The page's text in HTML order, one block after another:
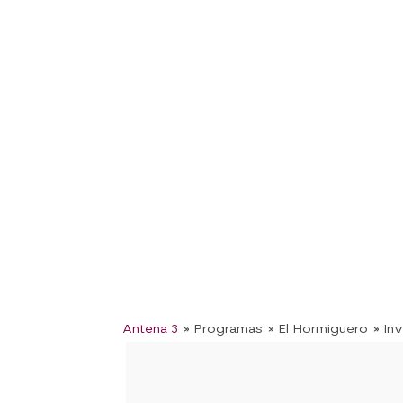
Antena 3 » Programas » El Hormiguero »